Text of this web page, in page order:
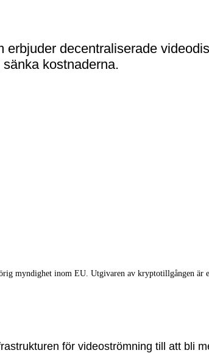
decentraliserade
kostnaderna.
myndighet inom EU. Utgivaren av kryptotillgången är
för videoströmning till att bli